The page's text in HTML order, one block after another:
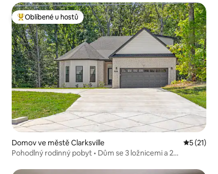
Nejlepší v kategorii Oblíbené u hostů
Oblíbené u hostů
Domov ve městě Clarksville
5 (21)
Pohodlný rodinný pobyt • Dům se 3 ložnicemi a 2